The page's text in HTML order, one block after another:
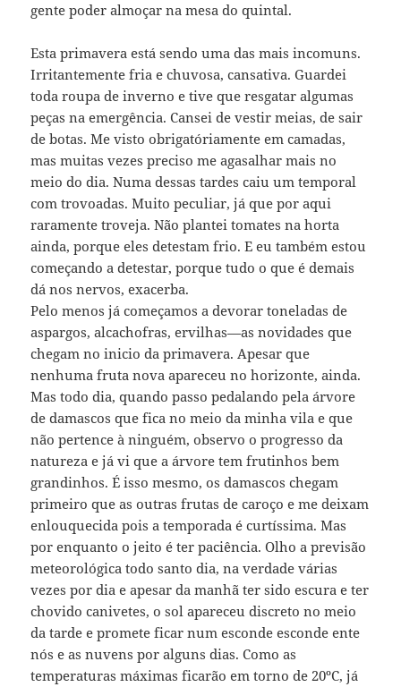
gente poder almoçar na mesa do quintal.
Esta primavera está sendo uma das mais incomuns.
Irritantemente fria e chuvosa, cansativa. Guardei
toda roupa de inverno e tive que resgatar algumas
peças na emergência. Cansei de vestir meias, de sair
de botas. Me visto obrigatóriamente em camadas,
mas muitas vezes preciso me agasalhar mais no
meio do dia. Numa dessas tardes caiu um temporal
com trovoadas. Muito peculiar, já que por aqui
raramente troveja. Não plantei tomates na horta
ainda, porque eles detestam frio. E eu também estou
começando a detestar, porque tudo o que é demais
dá nos nervos, exacerba.
Pelo menos já começamos a devorar toneladas de
aspargos, alcachofras, ervilhas—as novidades que
chegam no inicio da primavera. Apesar que
nenhuma fruta nova apareceu no horizonte, ainda.
Mas todo dia, quando passo pedalando pela árvore
de damascos que fica no meio da minha vila e que
não pertence à ninguém, observo o progresso da
natureza e já vi que a árvore tem frutinhos bem
grandinhos. É isso mesmo, os damascos chegam
primeiro que as outras frutas de caroço e me deixam
enlouquecida pois a temporada é curtíssima. Mas
por enquanto o jeito é ter paciência. Olho a previsão
meteorológica todo santo dia, na verdade várias
vezes por dia e apesar da manhã ter sido escura e ter
chovido canivetes, o sol apareceu discreto no meio
da tarde e promete ficar num esconde esconde ente
nós e as nuvens por alguns dias. Como as
temperaturas máximas ficarão em torno de 20ºC, já